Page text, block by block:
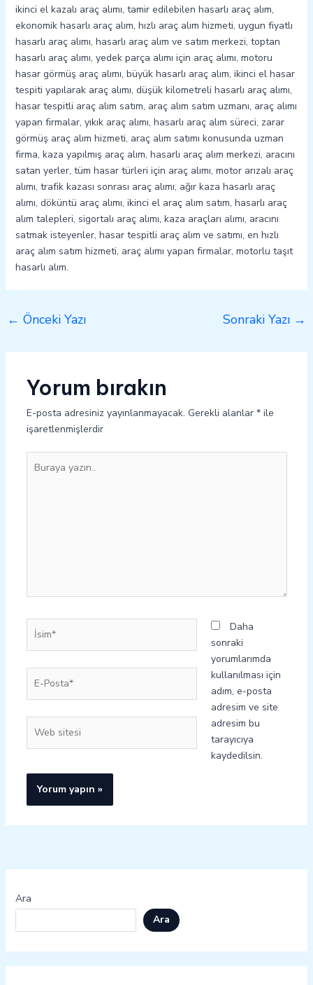
ikinci el kazalı araç alımı, tamir edilebilen hasarlı araç alım,
ekonomik hasarlı araç alım, hızlı araç alım hizmeti, uygun fiyatlı
hasarlı araç alımı, hasarlı araç alım ve satım merkezi, toptan
hasarlı araç alımı, yedek parça alımı için araç alımı, motoru
hasar görmüş araç alımı, büyük hasarlı araç alım, ikinci el hasar
tespiti yapılarak araç alımı, düşük kilometreli hasarlı araç alımı,
hasar tespitli araç alım satım, araç alım satım uzmanı, araç alımı
yapan firmalar, yıkık araç alımı, hasarlı araç alım süreci, zarar
görmüş araç alım hizmeti, araç alım satımı konusunda uzman
firma, kaza yapılmış araç alım, hasarlı araç alım merkezi, aracını
satan yerler, tüm hasar türleri için araç alımı, motor arızalı araç
alımı, trafik kazası sonrası araç alımı, ağır kaza hasarlı araç
alımı, döküntü araç alımı, ikinci el araç alım satım, hasarlı araç
alım talepleri, sigortalı araç alımı, kaza araçları alımı, aracını
satmak isteyenler, hasar tespitli araç alım ve satımı, en hızlı
araç alım satım hizmeti, araç alımı yapan firmalar, motorlu taşıt
hasarlı alım.
← Önceki Yazı Sonraki Yazı →
Yorum bırakın
E-posta adresiniz yayınlanmayacak. Gerekli alanlar *ile
işaretlenmişlerdir
yazın..
İsim*
Posta*
sitesi
Daha
sonraki
yorumlarımda
kullanılması için
adım, e-posta
adresim ve site
adresim bu
tarayıcıya
kaydedilsin.
Ara
Ara